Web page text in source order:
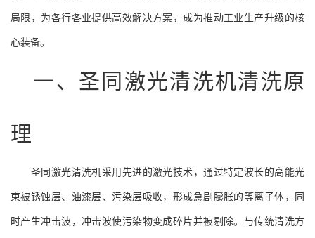
局限，为各行各业提供高效解决方案，成为推动工业生产升级的核
心装备。
一、圣同激光清洗机清洗原
理
圣同激光清洗机采用先进的激光技术，通过特定波长的高能光
束被锈蚀层、油漆层、污染层吸收，形成急剧膨胀的等离子体，同
时产生冲击波，冲击波使污染物变成碎片并被剔除。与传统清洗方